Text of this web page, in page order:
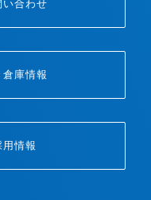
い合わせ
倉庫情報
用情報